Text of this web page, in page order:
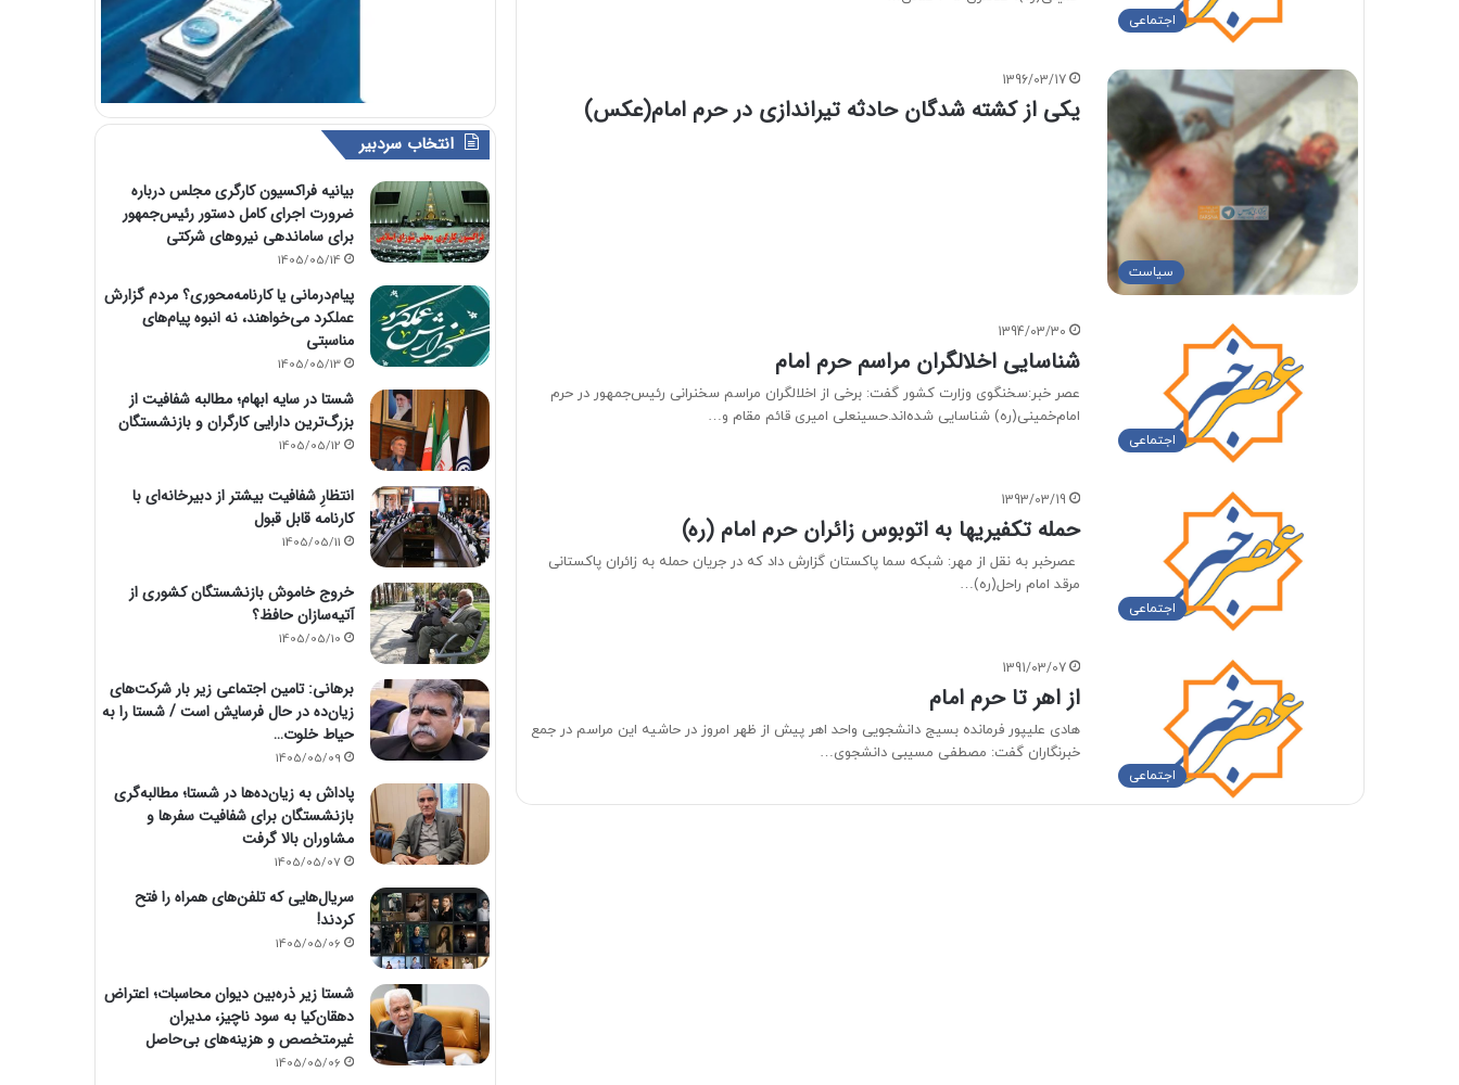
اجتماعی
سیاست
1396/03/17
یکی از کشته شدگان حادثه تیراندازی در حرم امام(عکس)
اجتماعی
1394/03/30
شناسایی اخلالگران مراسم حرم امام
عصر خبر:سخنگوی وزارت کشور گفت: برخی از اخلالگران مراسم سخنرانی رئیس‌جمهور در حرم
امام‌خمینی(ره) شناسایی شده‌اند.حسینعلی امیری قائم مقام و…
اجتماعی
1393/03/19
حمله تکفیریها به اتوبوس زائران حرم امام (ره)
عصرخبر به نقل از مهر: شبکه سما پاکستان گزارش داد که در جریان حمله به زائران پاکستانی
مرقد امام راحل(ره)…
اجتماعی
1391/03/07
از اهر تا حرم امام
هادی علیپور فرمانده بسیج دانشجویی واحد اهر پیش از ظهر امروز در حاشیه این مراسم در جمع
خبرنگاران گفت: مصطفی مسیبی دانشجوی…
انتخاب سردبیر
بیانیه فراکسیون کارگری مجلس درباره
ضرورت اجرای کامل دستور رئیس‌جمهور
برای ساماندهی نیروهای شرکتی
1405/05/14
پیام‌درمانی یا کارنامه‌محوری؟ مردم گزارش
عملکرد می‌خواهند، نه انبوه پیام‌های
مناسبتی
1405/05/13
شستا در سایه ابهام؛ مطالبه شفافیت از
بزرگ‌ترین دارایی کارگران و بازنشستگان
1405/05/12
انتظارِ شفافیت بیشتر از دبیرخانه‌ای با
کارنامه قابل قبول
1405/05/11
خروج خاموش بازنشستگان کشوری از
آتیه‌سازان حافظ؟
1405/05/10
برهانی: تامین اجتماعی زیر بار شرکت‌های
زیان‌ده در حال فرسایش است / شستا را به
حیاط خلوت…
1405/05/09
پاداش به زیان‌ده‌ها در شستا؛ مطالبه‌گری
بازنشستگان برای شفافیت سفرها و
مشاوران بالا گرفت
1405/05/07
سریال‌هایی که تلفن‌های همراه را فتح
کردند!
1405/05/06
شستا زیر ذره‌بین دیوان محاسبات؛ اعتراض
دهقان‌کیا به سود ناچیز، مدیران
غیرمتخصص و هزینه‌های بی‌حاصل
1405/05/06